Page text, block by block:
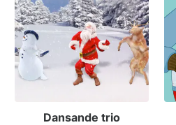
Dansande trio